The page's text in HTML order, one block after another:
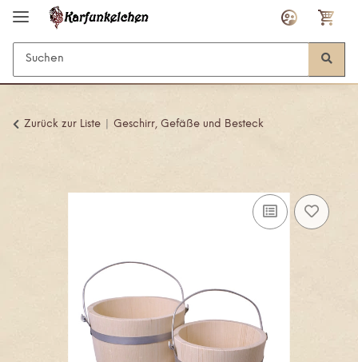
Zurück zur Liste Geschirr, Gefäße und Besteck